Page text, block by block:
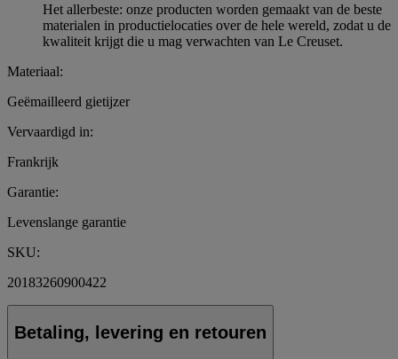
Het allerbeste: onze producten worden gemaakt van de beste
materialen in productielocaties over de hele wereld, zodat u de
kwaliteit krijgt die u mag verwachten van Le Creuset.
Materiaal:
Geëmailleerd gietijzer
Vervaardigd in:
Frankrijk
Garantie:
Levenslange garantie
SKU:
20183260900422
Betaling, levering en retouren